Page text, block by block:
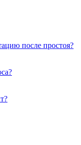
после простоя?